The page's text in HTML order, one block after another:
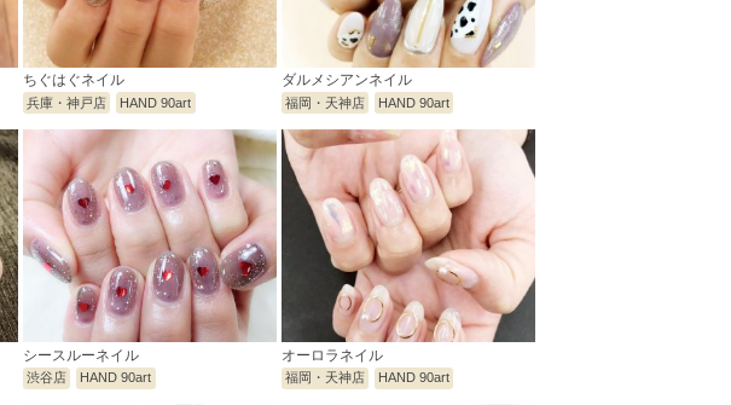
ちぐはぐネイル
兵庫・神戸店 HAND 90art
ダルメシアンネイル
福岡・天神店 HAND 90art
シースルーネイル
渋谷店 HAND 90art
オーロラネイル
福岡・天神店 HAND 90art